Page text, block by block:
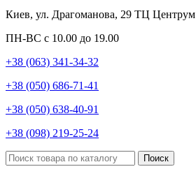
Киев, ул. Драгоманова, 29 ТЦ Центрум
ПН-ВС с 10.00 до 19.00
+38 (063) 341-34-32
+38 (050) 686-71-41
+38 (050) 638-40-91
+38 (098) 219-25-24
Поиск